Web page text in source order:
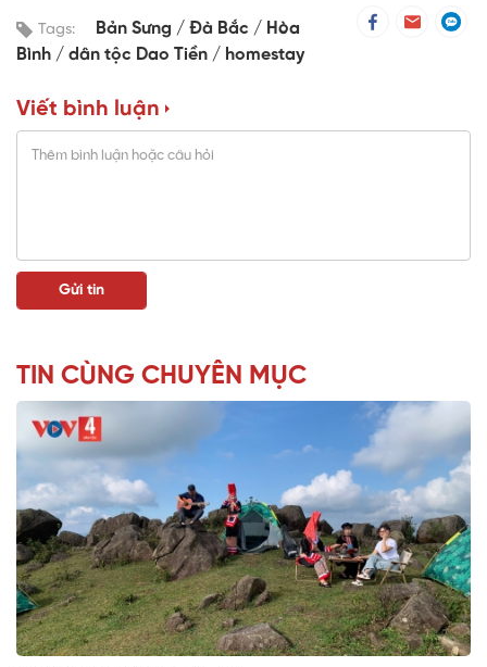
Tags: Bản Sưng Đà Bắc
Hòa
Bình
dân tộc Dao Tiền homestay
Viết bình luận
TIN CÙNG CHUYÊN MỤC